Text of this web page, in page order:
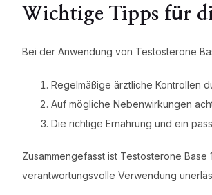
Wichtige Tipps für
Bei der Anwendung von Testosterone
Regelmäßige ärztliche Kontrollen
Auf mögliche Nebenwirkungen
Die richtige Ernährung und ein
Zusammengefasst ist Testosterone
verantwortungsvolle Verwendung